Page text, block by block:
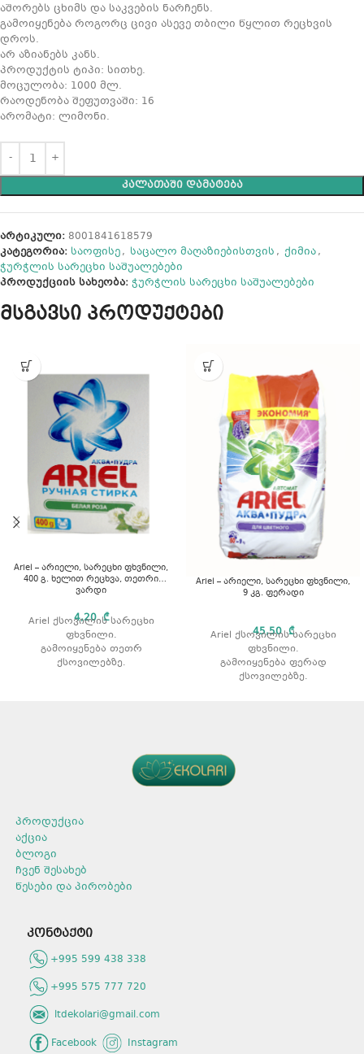
აშორებს ცხიმს და საკვების ნარჩენს.
გამოიყენება როგორც ცივი ასევე თბილი წყლით რეცხვის
დროს.
არ აზიანებს კანს.
პროდუქტის ტიპი: სითხე.
მოცულობა: 1000 მლ.
რაოდენობა შეფუთვაში: 16
არომატი: ლიმონი.
ᲙᲐᲚᲐᲗᲐᲨᲘ ᲓᲐᲛᲐᲢᲔᲑᲐ
არტიკული: 8001841618579
კატეგორია: საოფისე, საცალო მაღაზიებისთვის , ქიმია,
ჭურჭლის სარეცხი საშუალებები
პროდუქციის სახეობა: ჭურჭლის სარეცხი საშუალებები
მსგავსი პროდუქტები
Ariel – არიელი, სარეცხი ფხვნილი,
400 გ. ხელით რეცხვა, თეთრი
ვარდი
4,20₾
Ariel ქსოვილის სარეცხი
ფხვნილი.
გამოიყენება თეთრ
ქსოვილებზე.
მოცულობა: 400 გ.
გამოყენების წესი
შეფუთვაზე არსებულ
დოზირების წესებს და
დაიცავით რეცხვისას.
თვალში მოხვედრის
შემთხვევაში, სწრაფად
ჩამოიბანეთ წყლით.
Ariel – არიელი, სარეცხი ფხვნილი,
9 კგ. ფერადი
45,50₾
Ariel ქსოვილის სარეცხი
ფხვნილი.
გამოიყენება ფერად
ქსოვილებზე.
გამოყენების წესი
ყურადღება მიაქციეთ
პროდუქცია
აქცია
ბლოგი
ჩვენ შესახებ
წესები და პირობები
კონტაქტი
+995 599 438 338
+995 575 777 720
ltdekolari@gmail.com
Facebook
Instagram